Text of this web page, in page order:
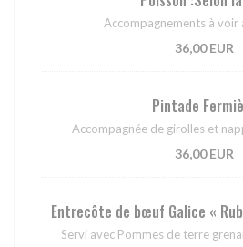
Accompagnements à voir
36,00 EUR
Pintade
Accompagnée de girolles et
36,00 EUR
Entrecôte de bœuf Galice «
Servi avec Pommes de terre